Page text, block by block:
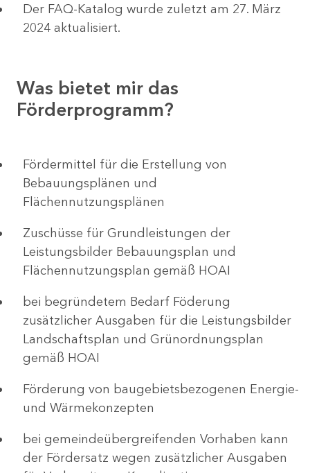
Der FAQ-Katalog wurde zuletzt am 27. März
2024 aktualisiert.
Was bietet mir das
Förderprogramm?
Fördermittel für die Erstellung von
Bebauungsplänen und
Flächennutzungsplänen
Zuschüsse für Grundleistungen der
Leistungsbilder Bebauungsplan und
Flächennutzungsplan gemäß HOAI
bei begründetem Bedarf Föderung
zusätzlicher Ausgaben für die Leistungsbilder
Landschaftsplan und Grünordnungsplan
gemäß HOAI
Förderung von baugebietsbezogenen Energie-
und Wärmekonzepten
bei gemeindeübergreifenden Vorhaben kann
der Fördersatz wegen zusätzlicher Ausgaben